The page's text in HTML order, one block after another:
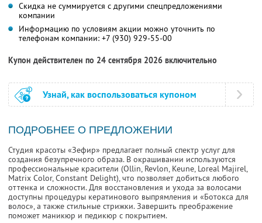
Скидка не суммируется с другими спецпредложениями
компании
Информацию по условиям акции можно уточнить по
телефонам компании: +7 (930) 929-55-00
Купон действителен по 24 сентября 2026 включительно
Узнай, как воспользоваться купоном
ПОДРОБНЕЕ О ПРЕДЛОЖЕНИИ
Студия красоты «Зефир» предлагает полный спектр услуг для
создания безупречного образа. В окрашивании используются
профессиональные красители (Ollin, Revlon, Keune, Loreal Majirel,
Matrix Color, Constant Delight), что позволяет добиться любого
оттенка и сложности. Для восстановления и ухода за волосами
доступны процедуры кератинового выпрямления и «Ботокса для
волос», а также стильные стрижки. Завершить преображение
поможет маникюр и педикюр с покрытием.